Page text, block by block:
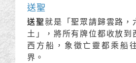
送聖
送聖就是「聖眾請歸雲路，
土」，將所有牌位都收放到
西方船，象徵亡靈都乘船
界。